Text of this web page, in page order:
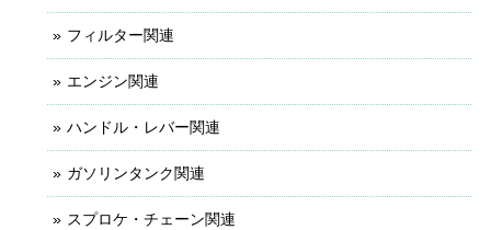
フィルター関連
エンジン関連
ハンドル・レバー関連
ガソリンタンク関連
スプロケ・チェーン関連